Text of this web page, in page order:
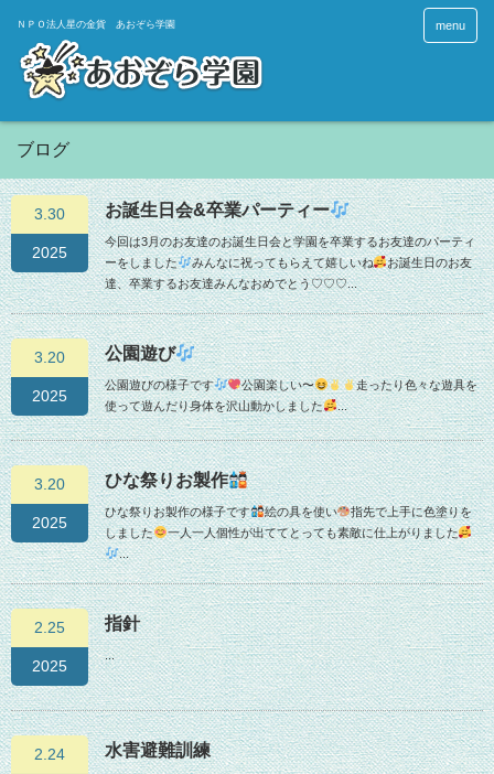
menu
ブログ
3.30
2025
お誕生日会&卒業パーティー
今回は3月のお友達のお誕生日会と学園を卒業するお友達のパーティ
ーをしました
みんなに祝ってもらえて嬉しいね
お誕生日のお友
達、卒業するお友達みんなおめでとう♡♡♡...
3.20
2025
公園遊び
公園遊びの様子です 公園楽しい〜
走ったり色々な遊具を
使って遊んだり身体を沢山動かしました
...
3.20
2025
ひな祭りお製作
ひな祭りお製作の様子です 絵の具を使い
指先で上手に色塗りを
しました
一人一人個性が出ててとっても素敵に仕上がりました
...
2.25
2025
指針
...
2.24 水害避難訓練